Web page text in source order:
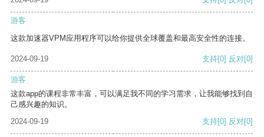
游客
这款加速器VPM应用程序可以给你提供全球覆盖和最高安全性的连接。
2024-09-19 支持[0] 反对[0]
游客
这款app的课程非常丰富，可以满足我不同的学习需求，让我能够找到自
己感兴趣的知识。
2024-09-19
支持[0] 反对[0]